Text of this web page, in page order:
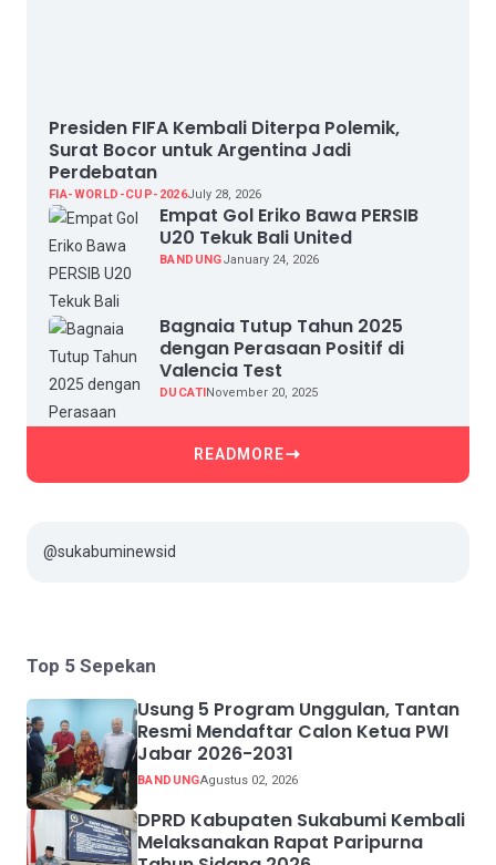
Presiden FIFA Kembali Diterpa Polemik,
Surat Bocor untuk Argentina Jadi
Perdebatan
FIA-WORLD-CUP-2026July 28, 2026
Empat Gol Eriko Bawa PERSIB
U20 Tekuk Bali United
BANDUNGJanuary 24, 2026
Bagnaia Tutup Tahun 2025
dengan Perasaan Positif di
Valencia Test
DUCATINovember 20, 2025
READMORE
@sukabuminewsid
Top 5 Sepekan
Usung 5 Program Unggulan, Tantan
Resmi Mendaftar Calon Ketua PWI
Jabar 2026-2031
BANDUNGAgustus 02, 2026
DPRD Kabupaten Sukabumi Kembali
Melaksanakan Rapat Paripurna